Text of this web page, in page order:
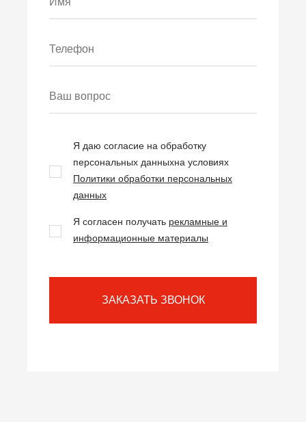
Я даю согласие на обработку
персональных данныхна условиях
Политики обработки персональных
данных
Я согласен получать рекламные и
информационные материалы
ЗАКАЗАТЬ ЗВОНОК